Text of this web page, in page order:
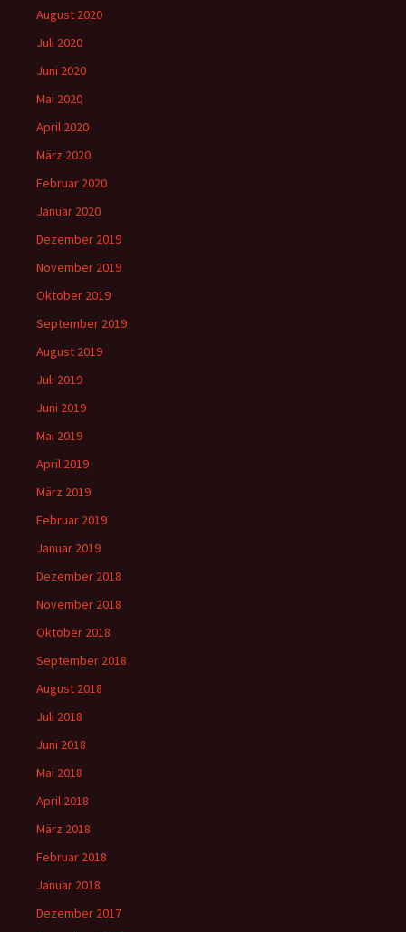
August 2020
Juli 2020
Juni 2020
Mai 2020
April 2020
März 2020
Februar 2020
Januar 2020
Dezember 2019
November 2019
Oktober 2019
September 2019
August 2019
Juli 2019
Juni 2019
Mai 2019
April 2019
März 2019
Februar 2019
Januar 2019
Dezember 2018
November 2018
Oktober 2018
September 2018
August 2018
Juli 2018
Juni 2018
Mai 2018
April 2018
März 2018
Februar 2018
Januar 2018
Dezember 2017